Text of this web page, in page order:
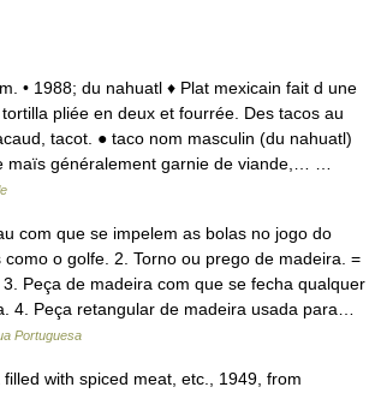
• 1988; du nahuatl ♦ Plat mexicain fait d une
pliée en deux et fourrée. Des tacos au
tacot. ● taco nom masculin (du nahuatl)
maïs généralement garnie de viande,… …
com que se impelem as bolas no jogo do
como o golfe. 2. Torno ou prego de madeira. =
3. Peça de madeira com que se fecha qualquer
4. Peça retangular de madeira usada para…
Portuguesa
with spiced meat, etc., 1949, from